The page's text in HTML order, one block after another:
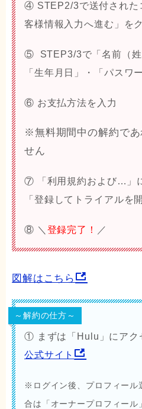
④ STEP2/3で送付された
客様情報入力へ進む 」を
⑤ STEP3/3で「名前（姓
「生年月日」・「パスワ
⑥ お支払方法を入力
※無料期間中の解約であ
せん
⑦ 「 利用規約および… 」
「 登録してトライアルを
⑧ ＼ 登録完了！ ／
図解はこちら
～解約の仕方～
① まずは「Hulu」にアク
公式サイト
※ログイン後、プロフィール
合は「オーナープロフィール